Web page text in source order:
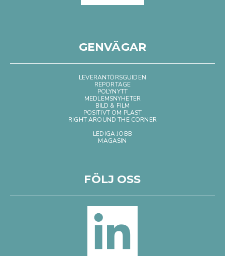
GENVÄGAR
LEVERANTÖRSGUIDEN
REPORTAGE
POLYNYTT
MEDLEMSNYHETER
BILD & FILM
POSITIVT OM PLAST
RIGHT AROUND THE CORNER
LEDIGA JOBB
MAGASIN
FÖLJ OSS